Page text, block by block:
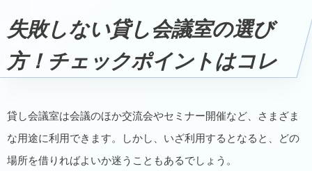
失敗しない貸し会議室の選び
方！チェックポイントはコレ
貸し会議室は会議のほか交流会やセミナー開催など、さまざま
な用途に利用できます。しかし、いざ利用するとなると、どの
場所を借りればよいか迷うこともあるでしょう。